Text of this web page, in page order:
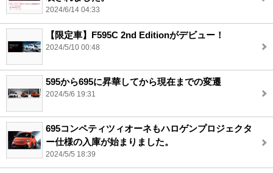
2024/6/14 04:33
【限定車】F595C 2nd Editionがデビュー！
2024/5/10 00:48
595から695に昇華してから現在までの変遷
2024/5/6 19:31
695コンペティツィオーネもハロゲンプロジェクタ
ー仕様の入庫が始まりました。
2024/5/5 18:39